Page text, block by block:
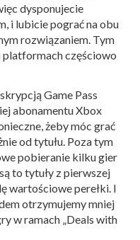
dysponujecie
i lubicie pograć na obu
rozwiązaniem. Tym
częściowo
Game Pass
abonamentu Xbox
żeby móc grać
od tytułu. Poza tym
pobieranie kilku gier
to tytuły z pierwszej
wartościowe perełki. I
otrzymujemy mniej
w ramach „Deals with